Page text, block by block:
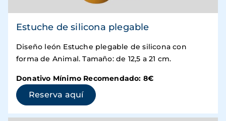
Estuche de silicona plegable
Diseño león Estuche plegable de silicona con
forma de Animal. Tamaño: de 12,5 a 21 cm.
Donativo Mínimo Recomendado: 8€
Reserva aquí(se abre en una ventana nueva)